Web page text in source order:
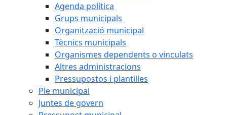
Agenda política
Grups municipals
Organització municipal
Tècnics municipals
Organismes dependents o vinculats
Altres administracions
Pressupostos i plantilles
Ple municipal
Juntes de govern